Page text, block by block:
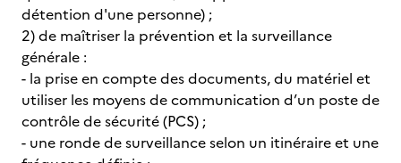
détention d'une personne) ;
2) de maîtriser la prévention et la surveillance
générale :
- la prise en compte des documents, du matériel et
utiliser les moyens de communication d’un poste de
contrôle de sécurité (PCS) ;
- une ronde de surveillance selon un itinéraire et une